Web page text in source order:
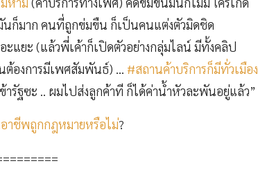
ก็มาก คนที่ถูกข่มขืน ก็เป็นคนแต่งตัวมิดชิด
ะแยะ (แล้วพี่เค้าก็เปิดตัวอย่างกลุ่มไลน์ มีทั้งคลิป
องการมีเพศสัมพันธ์) … #สถานค้าบริการก็มีทั่วเมือง
รัฐซะ .. ผมไปส่งลูกค้าที ก็ได้ค่าน้ำหัวละพันอยู่แล้ว”
าชีพถูกกฎหมายหรือไม่?